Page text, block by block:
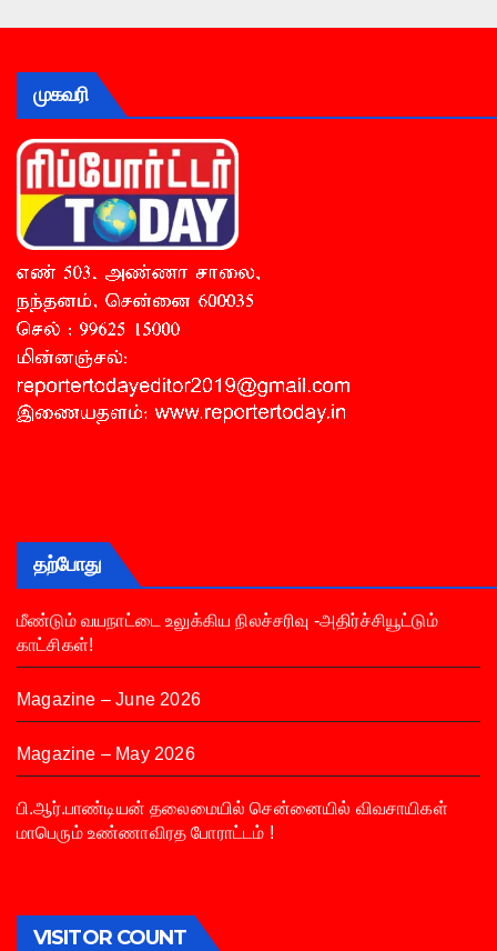
முகவரி
தற்போது
மீண்டும் வயநாட்டை உலுக்கிய நிலச்சரிவு -அதிர்ச்சியூட்டும்
காட்சிகள்!
Magazine – June 2026
Magazine – May 2026
பி.ஆர்.பாண்டியன் தலைமையில் சென்னையில் விவசாயிகள்
மாபெரும் உண்ணாவிரத போராட்டம் !
VISITOR COUNT